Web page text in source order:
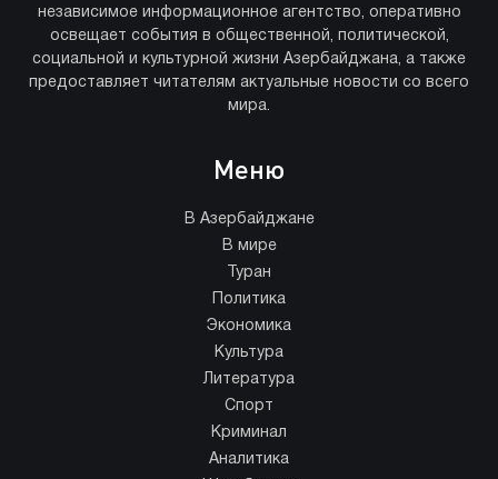
независимое информационное агентство, оперативно
освещает события в общественной, политической,
социальной и культурной жизни Азербайджана, а также
предоставляет читателям актуальные новости со всего
мира.
Меню
В Азербайджане
В мире
Туран
Политика
Экономика
Культура
Литература
Спорт
Криминал
Аналитика